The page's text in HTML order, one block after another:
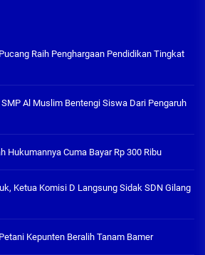
Raih Penghargaan Pendidikan Tingkat
Al Muslim Bentengi Siswa Dari Pengaruh
Hukumannya Cuma Bayar Rp 300 Ribu
Ketua Komisi D Langsung Sidak SDN Gilang
Kepunten Beralih Tanam Bamer